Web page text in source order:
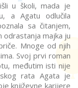
u školi, mada je
a Agatu odlučila
sa čitanjem,
odrastanja majka ju
Mnoge od njih
Svoj prvi roman
međutim isti nije
rata Agata je
književne karijere